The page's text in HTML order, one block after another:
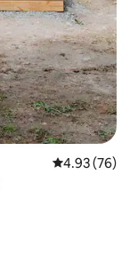
レビュー76
4.93 (76)